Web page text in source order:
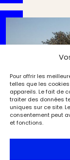
Pour offrir les
telles que les
appareils. Le fait de
traiter des données
uniques sur ce site.
consentement peut
et fonctions.